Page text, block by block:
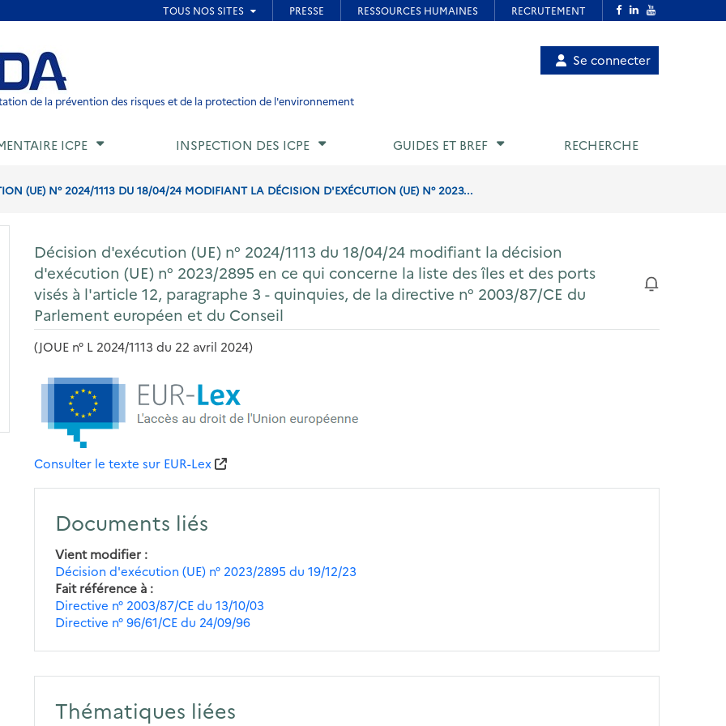
de page
de la prévention des risques et de la protection de l'environnement
Menu
utilisateur
Se connecter
ICPE INSPECTION DES ICPE GUIDES ET BREF RECHERCHE
(UE) N° 2024/1113 DU 18/04/24 MODIFIANT LA DÉCISION D'EXÉCUTION (UE) N° 2023...
Décision d'exécution (UE) n° 2024/1113 du 18/04/24 modifiant la décision
d'exécution (UE) n° 2023/2895 en ce qui concerne la liste des îles et des ports
visés à l'article 12, paragraphe 3 - quinquies, de la directive n° 2003/87/CE du
Parlement européen et du Conseil
(JOUE n° L 2024/1113 du 22 avril 2024)
Consulter le texte sur EUR-Lex
Documents liés
Vient modifier
Décision d'exécution (UE) n° 2023/2895 du 19/12/23
Fait référence à
Directive n° 2003/87/CE du 13/10/03
Directive n° 96/61/CE du 24/09/96
Thématiques liées